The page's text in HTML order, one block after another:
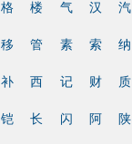
格 楼 气 汉 汽
移 管 素 索 纳
补 西 记 财 质
铠 长 闪 阿 陕